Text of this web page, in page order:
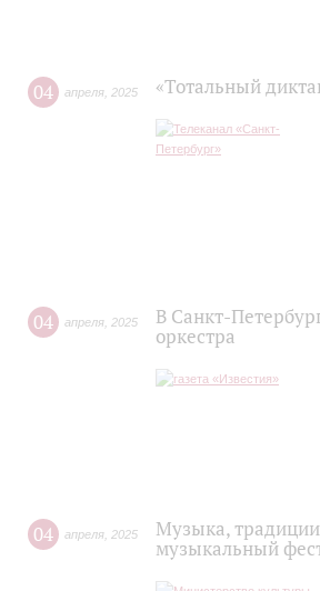
04 апреля 2025 «Тотальный
04 апреля 2025
В Санкт-
оркестра
04 апреля 2025
Музыка,
музыкальный